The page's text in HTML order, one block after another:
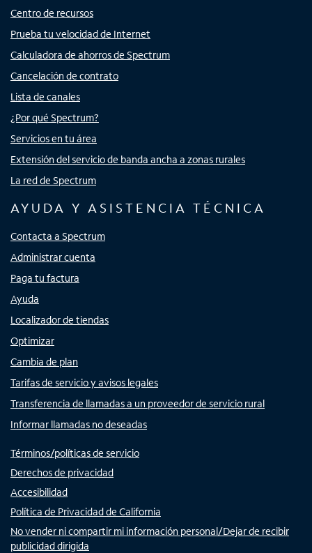
Centro de recursos
Prueba tu velocidad de Internet
Calculadora de ahorros de Spectrum
Cancelación de contrato
Lista de canales
¿Por qué Spectrum?
Servicios en tu área
Extensión del servicio de banda ancha a zonas rurales
La red de Spectrum
AYUDA Y ASISTENCIA TÉCNICA
Contacta a Spectrum
Administrar cuenta
Paga tu factura
Ayuda
Localizador de tiendas
Optimizar
Cambia de plan
Tarifas de servicio y avisos legales
Transferencia de llamadas a un proveedor de servicio rural
Informar llamadas no deseadas
Términos/políticas de servicio
Derechos de privacidad
Accesibilidad
Política de Privacidad de California
No vender ni compartir mi información personal/Dejar de recibir
publicidad dirigida